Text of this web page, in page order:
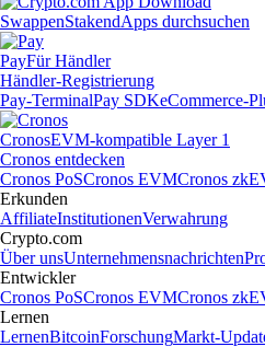
SwappenStakendApps durchsuchen
PayFür Händler
Händler-Registrierung
Pay-TerminalPay SDKeCommerce-
CronosEVM-kompatible Layer 1
Cronos entdecken
Cronos PoSCronos EVMCronos
Erkunden
AffiliateInstitutionenVerwahrung
Crypto.com
Über unsUnternehmensnachrichten
Entwickler
Cronos PoSCronos EVMCronos
Lernen
LernenBitcoinForschungMarkt-